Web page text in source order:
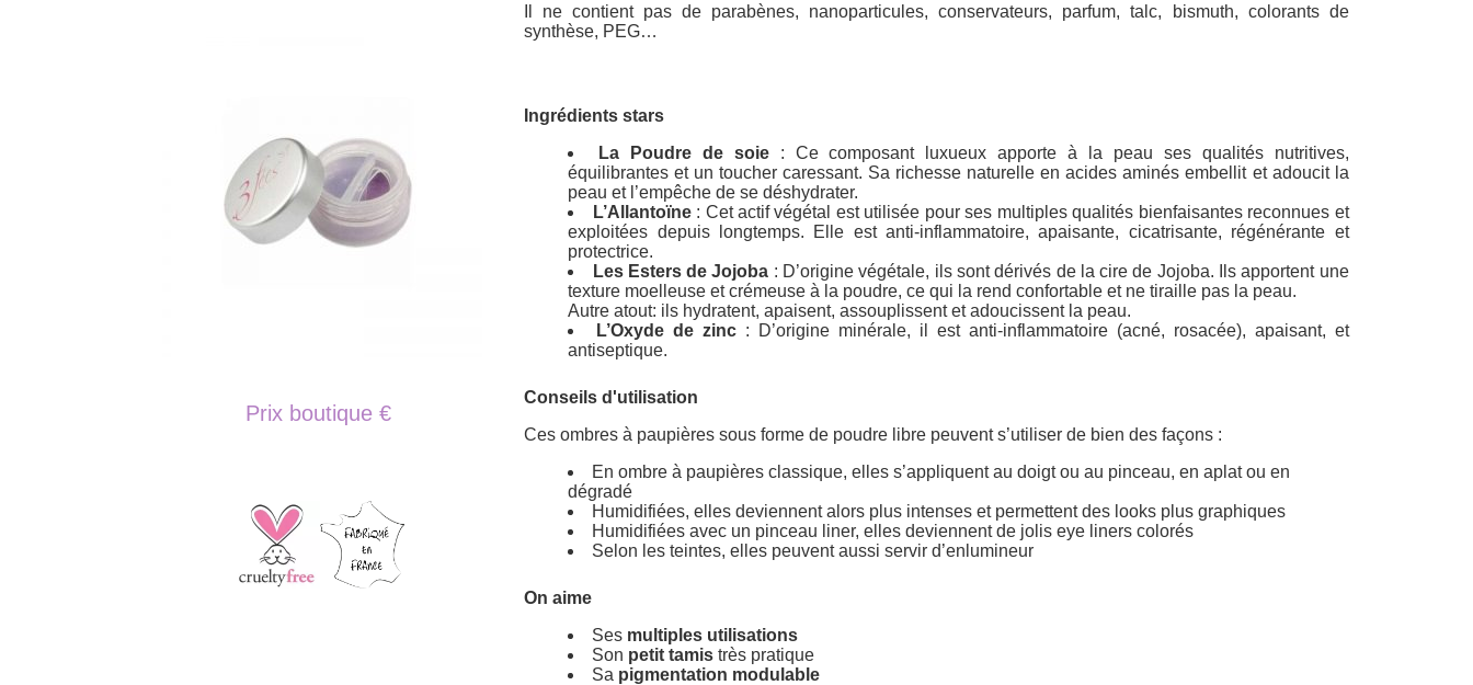
Prix boutique €
Il ne contient pas de parabènes, nanoparticules, conservateurs, parfum, talc, bismuth, colorants de
synthèse, PEG…
Ingrédients stars
La Poudre de soie: Ce composant luxueux apporte à la peau ses qualités nutritives,
équilibrantes et un toucher caressant. Sa richesse naturelle en acides aminés embellit et adoucit la
peau et l’empêche de se déshydrater.
L’Allantoïne: Cet actif végétal est utilisée pour ses multiples qualités bienfaisantes reconnues et
exploitées depuis longtemps. Elle est anti-inflammatoire, apaisante, cicatrisante, régénérante et
protectrice.
Les Esters de Jojoba : D’origine végétale, ils sont dérivés de la cire de Jojoba. Ils apportent une
texture moelleuse et crémeuse à la poudre, ce qui la rend confortable et ne tiraille pas la peau.
Autre atout: ils hydratent, apaisent, assouplissent et adoucissent la peau.
L’Oxyde de zinc : D’origine minérale, il est anti-inflammatoire (acné, rosacée), apaisant, et
antiseptique.
Conseils d'utilisation
Ces ombres à paupières sous forme de poudre libre peuvent s’utiliser de bien des façons :
En ombre à paupières classique, elles s’appliquent au doigt ou au pinceau, en aplat ou en
dégradé
Humidifiées, elles deviennent alors plus intenses et permettent des looks plus graphiques
Humidifiées avec un pinceau liner, elles deviennent de jolis eye liners colorés
Selon les teintes, elles peuvent aussi servir d’enlumineur
On aime
Ses multiples utilisations
Son petit tamis très pratique
Sa pigmentation modulable